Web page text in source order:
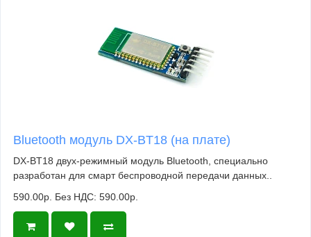
Bluetooth модуль DX-BT18 (на плате)
DX-BT18 двух-режимный модуль Bluetooth, специально
разработан для смарт беспроводной передачи данных..
590.00р. Без НДС: 590.00р.